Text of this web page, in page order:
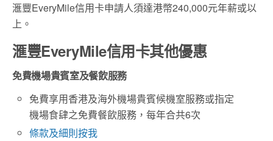
滙豐EveryMile信用卡申請人須達港幣240,000元年薪或以
上。
滙豐EveryMile信用卡其他優惠
免費機場貴賓室及餐飲服務
免費享用香港及海外機場貴賓候機室服務或指定
機場食肆之免費餐飲服務，每年合共6次
條款及細則按我